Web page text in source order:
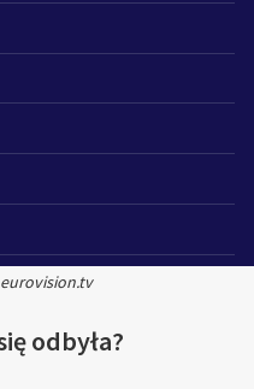
odbyła?